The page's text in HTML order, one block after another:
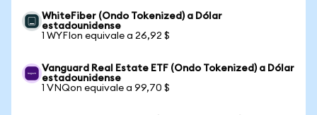
WhiteFiber (Ondo Tokenized) a Dólar
estadounidense
1 WYFIon equivale a 26,92 $
Vanguard Real Estate ETF (Ondo Tokenized) a Dólar
estadounidense
1 VNQon equivale a 99,70 $